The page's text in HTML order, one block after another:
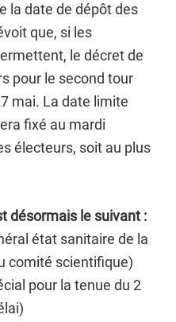
la date de dépôt des
que, si les
le décret de
pour le second tour
mai. La date limite
fixé au mardi
électeurs, soit au plus
désormais le suivant :
état sanitaire de la
comité scientifique)
pour la tenue du 2